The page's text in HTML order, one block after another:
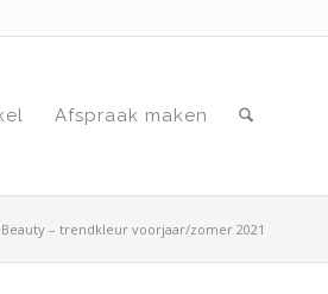
Afspraak maken
– trendkleur voorjaar/zomer 2021